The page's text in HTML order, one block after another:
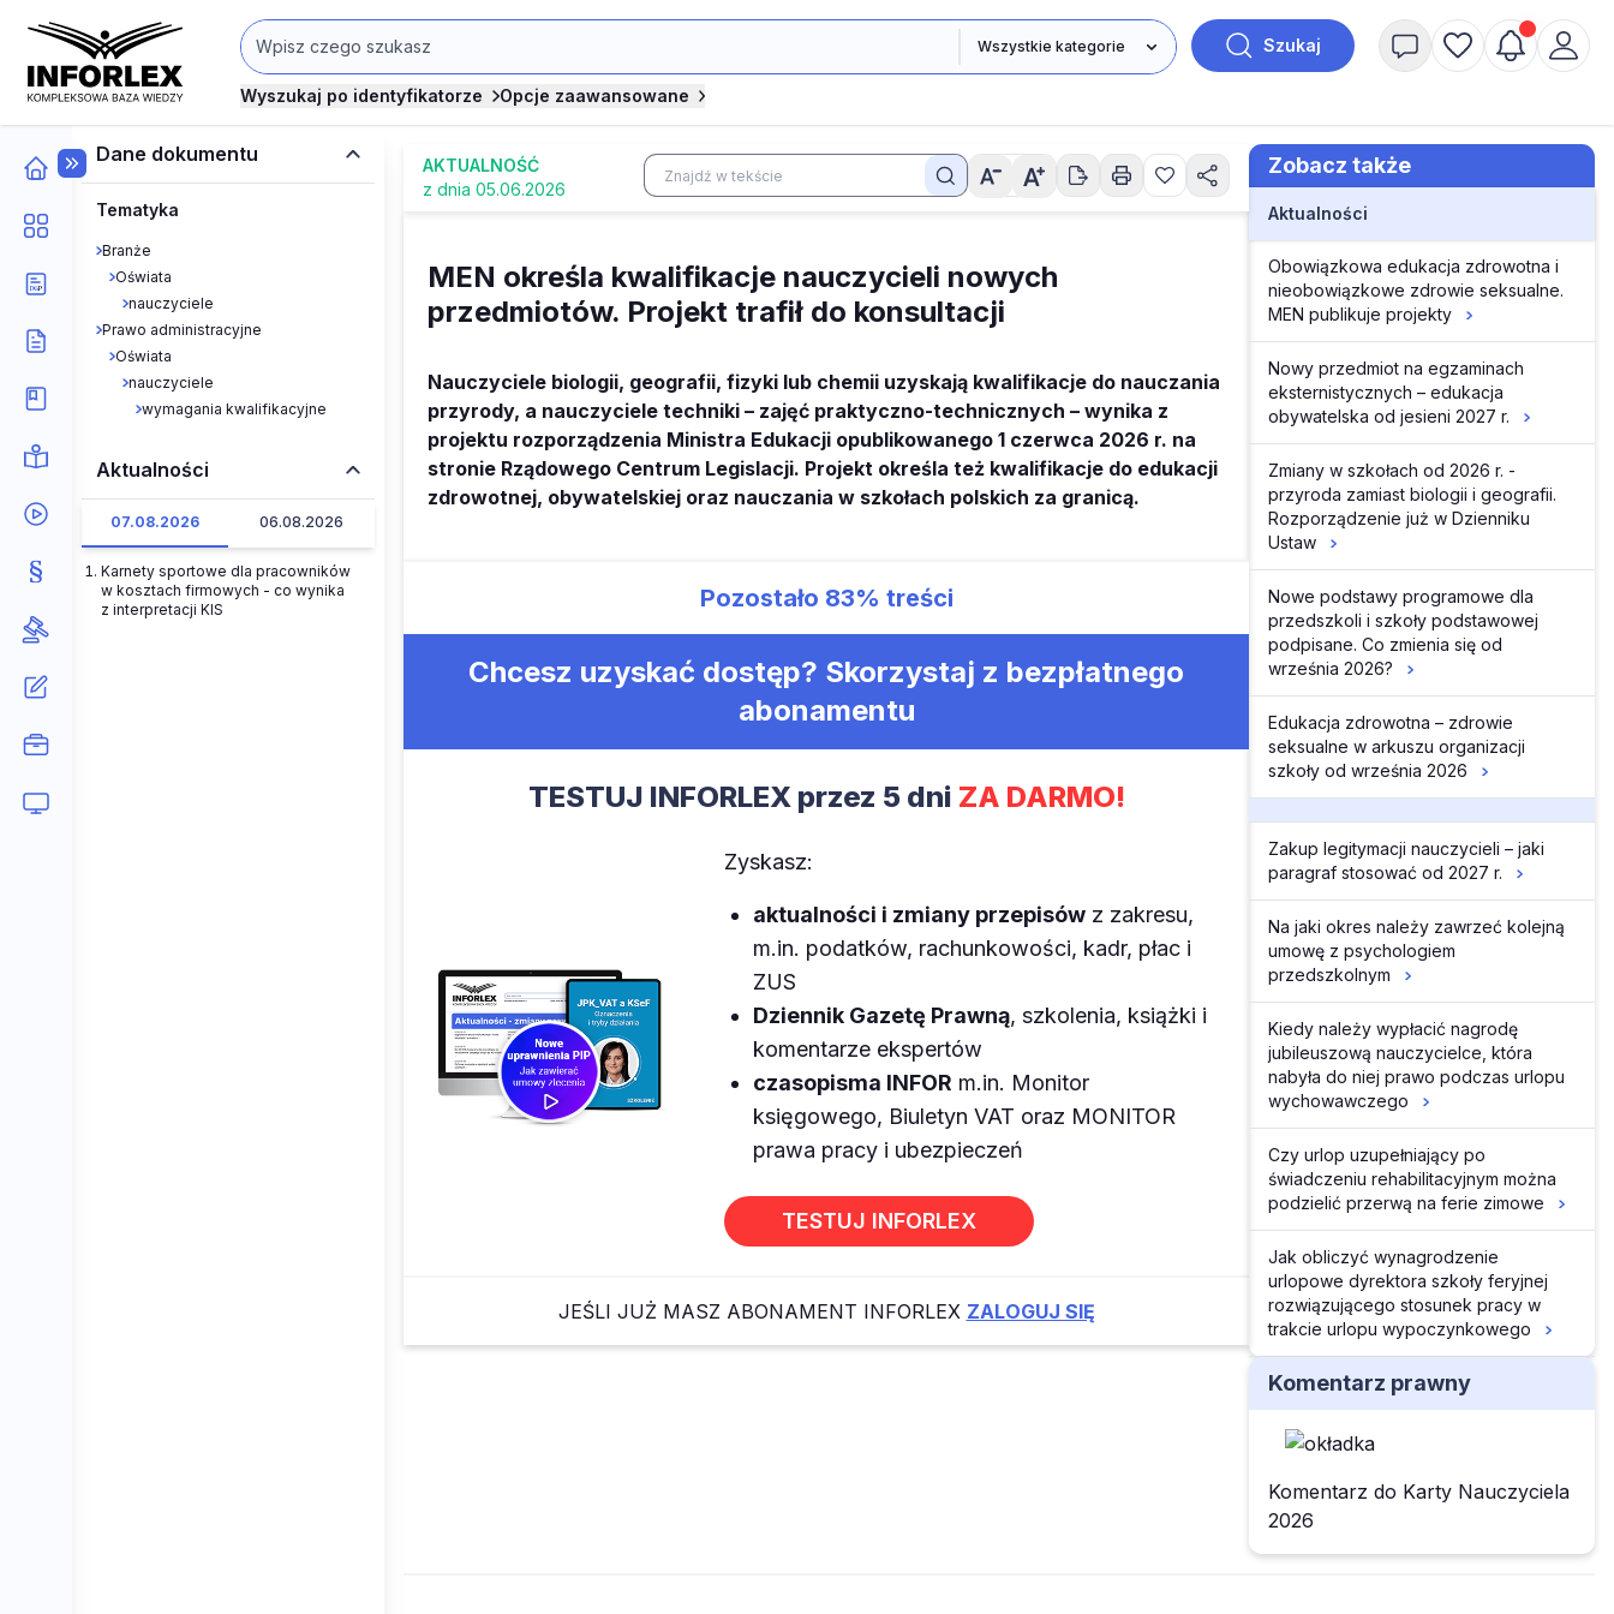
Szukaj
Wyszukaj po identyfikatorze Opcje zaawansowane
Dane dokumentu
Tematyka
Branże
Oświata
nauczyciele
Prawo administracyjne
Oświata
nauczyciele
wymagania kwalifikacyjne
Aktualności
07.08.2026 06.08.2026
Karnety sportowe dla pracowników
w kosztach firmowych - co wynika
z interpretacji KIS
AKTUALNOŚĆ
z dnia 05.06.2026
MEN określa kwalifikacje nauczycieli nowych
przedmiotów. Projekt trafił do konsultacji
Nauczyciele biologii, geografii, fizyki lub chemii uzyskają kwalifikacje do nauczania
przyrody, a nauczyciele techniki – zajęć praktyczno-technicznych – wynika z
projektu rozporządzenia Ministra Edukacji opublikowanego 1 czerwca 2026 r. na
stronie Rządowego Centrum Legislacji. Projekt określa też kwalifikacje do edukacji
zdrowotnej, obywatelskiej oraz nauczania w szkołach polskich za granicą.
Pozostało 83% treści
Chcesz uzyskać dostęp? Skorzystaj z bezpłatnego
abonamentu
TESTUJ INFORLEX przez 5 dni ZA DARMO!
Zyskasz:
aktualności i zmiany przepisówz zakresu,
m.in. podatków, rachunkowości, kadr, płac i
ZUS
Dziennik Gazetę Prawną, szkolenia, książki i
komentarze ekspertów
czasopisma INFOR m.in. Monitor
księgowego, Biuletyn VAT oraz MONITOR
prawa pracy i ubezpieczeń
TESTUJ INFORLEX
JEŚLI JUŻ MASZ ABONAMENT INFORLEX ZALOGUJ SIĘ
Zobacz także
Aktualności
Obowiązkowa edukacja zdrowotna i
nieobowiązkowe zdrowie seksualne.
MEN publikuje projekty
Nowy przedmiot na egzaminach
eksternistycznych – edukacja
obywatelska od jesieni 2027 r.
Zmiany w szkołach od 2026 r. -
przyroda zamiast biologii i geografii.
Rozporządzenie już w Dzienniku
Ustaw
Nowe podstawy programowe dla
przedszkoli i szkoły podstawowej
podpisane. Co zmienia się od
września 2026?
Edukacja zdrowotna – zdrowie
seksualne w arkuszu organizacji
szkoły od września 2026
Zakup legitymacji nauczycieli – jaki
paragraf stosować od 2027 r.
Na jaki okres należy zawrzeć kolejną
umowę z psychologiem
przedszkolnym
Kiedy należy wypłacić nagrodę
jubileuszową nauczycielce, która
nabyła do niej prawo podczas urlopu
wychowawczego
Czy urlop uzupełniający po
świadczeniu rehabilitacyjnym można
podzielić przerwą na ferie zimowe
Jak obliczyć wynagrodzenie
urlopowe dyrektora szkoły feryjnej
rozwiązującego stosunek pracy w
trakcie urlopu wypoczynkowego
Komentarz prawny
Komentarz do Karty Nauczyciela
2026